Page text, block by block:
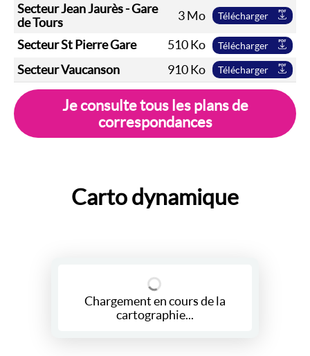
Secteur Jean Jaurès - Gare
de Tours
3 Mo Télécharger
Secteur St Pierre Gare 510 Ko Télécharger
Secteur Vaucanson 910 Ko Télécharger
Je consulte tous les plans de
correspondances
Carto dynamique
Chargement en cours de la
cartographie...